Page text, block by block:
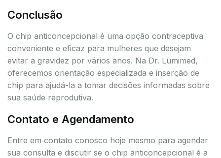
Conclusão
O chip anticoncepcional é uma opção contraceptiva
conveniente e eficaz para mulheres que desejam
evitar a gravidez por vários anos. Na Dr. Lumimed,
oferecemos orientação especializada e inserção de
chip para ajudá-la a tomar decisões informadas sobre
sua saúde reprodutiva.
Contato e Agendamento
Entre em contato conosco hoje mesmo para agendar
sua consulta e discutir se o chip anticoncepcional é a